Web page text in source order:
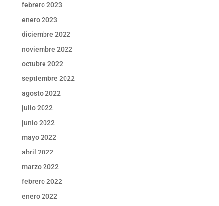
febrero 2023
enero 2023
diciembre 2022
noviembre 2022
octubre 2022
septiembre 2022
agosto 2022
julio 2022
junio 2022
mayo 2022
abril 2022
marzo 2022
febrero 2022
enero 2022